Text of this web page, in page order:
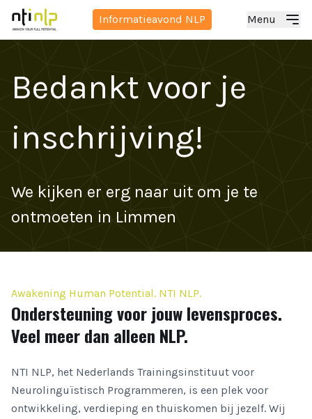
Informatieavond NLP Menu
Bedankt voor je
inschrijving!
We kijken er erg naar uit om je te
ontmoeten in Limmen
Awakening Human Potential. NTI NLP.
Ondersteuning voor jouw levensproces.
Veel meer dan alleen NLP.
NTI NLP, het Nederlands Trainingsinstituut voor
Neurolinguïstisch Programmeren, is een plek voor
ontwikkeling, verdieping en thuiskomen bij jezelf. Wij